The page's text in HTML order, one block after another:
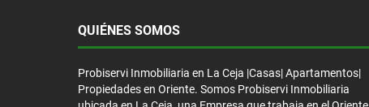
QUIÉNES SOMOS
Probiservi Inmobiliaria en La Ceja |Casas| Apartamentos|
Propiedades en Oriente. Somos Probiservi Inmobiliaria